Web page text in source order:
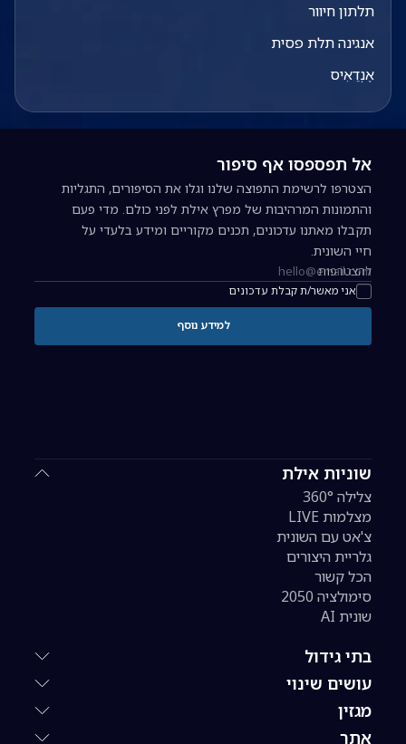
תלתון חיוור
אנגינה תלת פסית
אֶנְדֵאִיס
שוניות אילת
צלילה 360°
מצלמות LIVE
צ'אט עם השונית
גלריית היצורים
הכל קשור
סימולציה 2050
שונית AI
בתי גידול
עושים שינוי
מגזין
אתר
אל תפספסו אף סיפור
הצטרפו לרשימת התפוצה שלנו וגלו את הסיפורים, התגליות
והתמונות המרהיבות של מפרץ אילת לפני כולם. מדי פעם
תקבלו מאתנו עדכונים, תכנים מקוריים ומידע בלעדי על
חיי השונית.
כתובת אימייל להרשמה לניוזלטר
אני מאשר/ת קבלת עדכונים
להצטרפות
למידע נוסף